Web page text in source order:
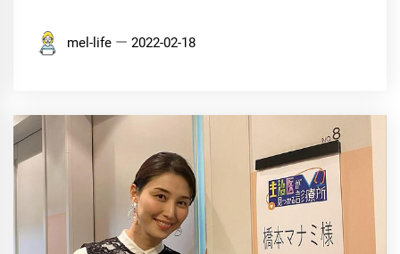
mel-life 2022-02-18